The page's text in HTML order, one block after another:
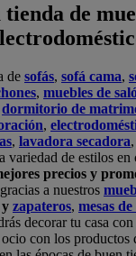
de
de sofás, sofá cama,
, muebles de
dormitorio de
,
, lavadora secadora
variedad de estilos
precios y
a nuestros
y zapateros, mesas
decorar tu casa
con los productos